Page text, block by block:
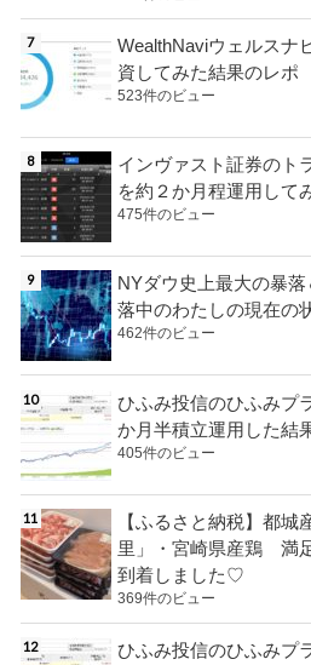
WealthNaviウェルスナ
資してみた結果のレポ
523件のビュー
インヴァスト証券のト
を約２か月程運用して
475件のビュー
NYダウ史上最大の暴
落中のわたしの現在の
462件のビュー
ひふみ投信のひふみプ
か月半積立運用した結
405件のビュー
【ふるさと納税】都城
里」・宮崎県産鶏 満
到着しました♡
369件のビュー
ひふみ投信のひふみプ